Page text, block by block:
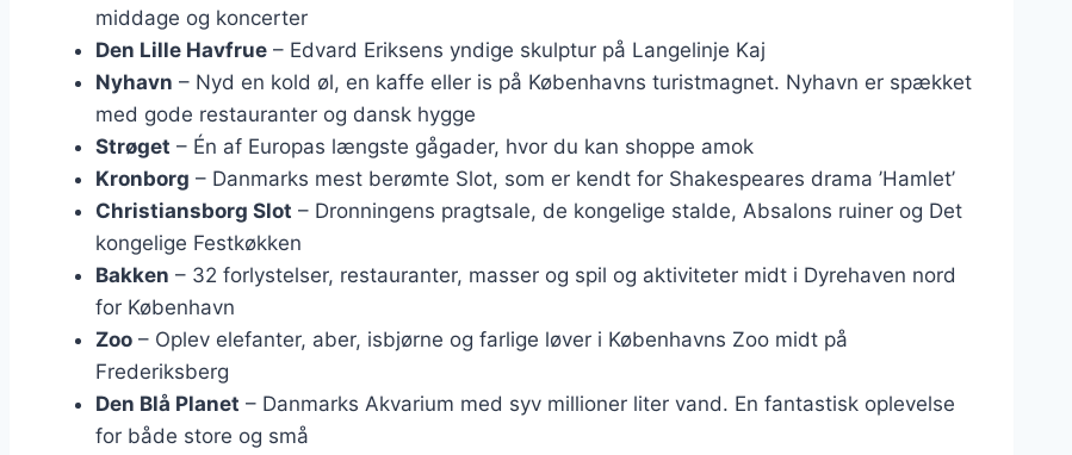
middage og koncerter
Den Lille Havfrue – Edvard Eriksens yndige skulptur på Langelinje Kaj
Nyhavn – Nyd en kold øl, en kaffe eller is på Københavns turistmagnet. Nyhavn er spækket
med gode restauranter og dansk hygge
Strøget – Én af Europas længste gågader, hvor du kan shoppe amok
Kronborg – Danmarks mest berømte Slot, som er kendt for Shakespeares drama ’Hamlet’
Christiansborg Slot – Dronningens pragtsale, de kongelige stalde, Absalons ruiner og Det
kongelige Festkøkken
Bakken – 32 forlystelser, restauranter, masser og spil og aktiviteter midt i Dyrehaven nord
for København
Zoo – Oplev elefanter, aber, isbjørne og farlige løver i Københavns Zoo midt på
Frederiksberg
Den Blå Planet – Danmarks Akvarium med syv millioner liter vand. En fantastisk oplevelse
for både store og små